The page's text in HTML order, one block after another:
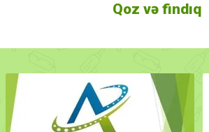
Qoz və findıq